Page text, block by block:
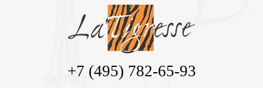
+7 (495) 782-65-93